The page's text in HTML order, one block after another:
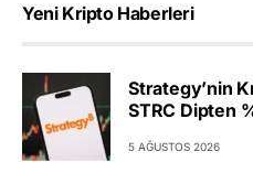
Yeni Kripto Haberleri
Strategy’nin
STRC Dipten
5 AĞUSTOS 2026